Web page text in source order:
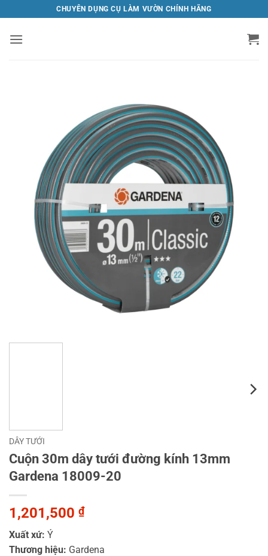
qua
nội
CHUYÊN DỤNG CỤ LÀM VƯỜN CHÍNH HÃNG
DÂY TƯỚI
Cuộn 30m dây tưới đường kính 13mm
Gardena 18009-20
1,201,500 ₫
Xuất xứ: Ý
Thương hiệu: Gardena